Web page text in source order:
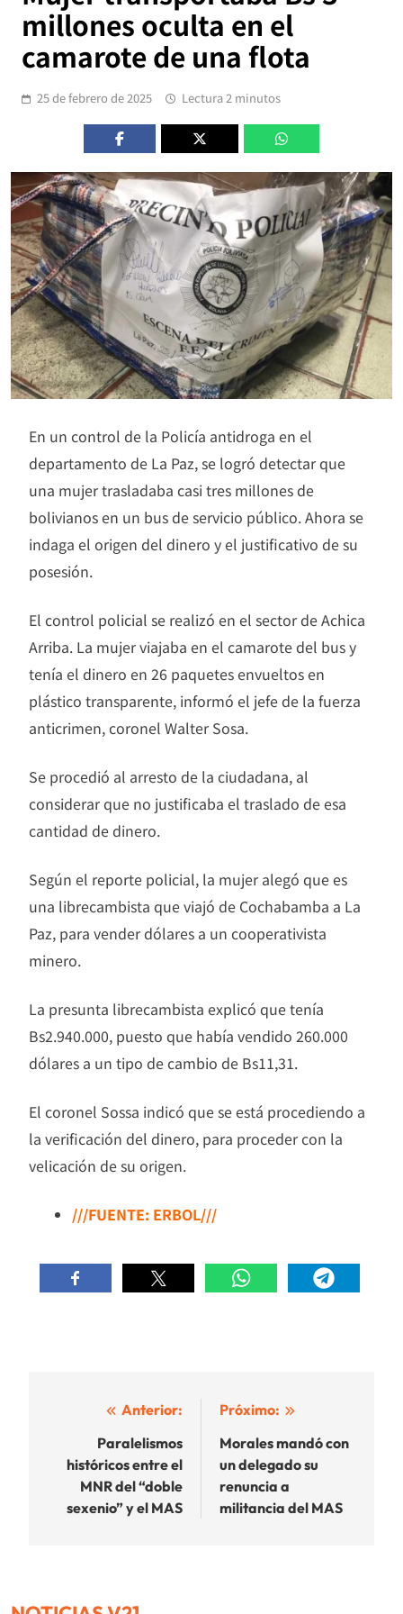
millones oculta en el
camarote de una flota
25 de febrero de 2025 Lectura 2 minutos
En un control de la Policía antidroga en el
departamento de La Paz, se logró detectar que
una mujer trasladaba casi tres millones de
bolivianos en un bus de servicio público. Ahora se
indaga el origen del dinero y el justificativo de su
posesión.
El control policial se realizó en el sector de Achica
Arriba. La mujer viajaba en el camarote del bus y
tenía el dinero en 26 paquetes envueltos en
plástico transparente, informó el jefe de la fuerza
anticrimen, coronel Walter Sosa.
Se procedió al arresto de la ciudadana, al
considerar que no justificaba el traslado de esa
cantidad de dinero.
Según el reporte policial, la mujer alegó que es
una librecambista que viajó de Cochabamba a La
Paz, para vender dólares a un cooperativista
minero.
La presunta librecambista explicó que tenía
Bs2.940.000, puesto que había vendido 260.000
dólares a un tipo de cambio de Bs11,31.
El coronel Sossa indicó que se está procediendo a
la verificación del dinero, para proceder con la
velicación de su origen.
///FUENTE: ERBOL///
Navegación
entradas
Anterior:
Paralelismos
históricos entre el
MNR del “doble
sexenio” y el MAS
Próximo:
Morales mandó con
un delegado su
renuncia a
militancia del MAS